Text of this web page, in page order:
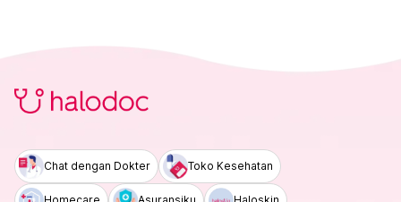
Chat dengan Dokter Toko Kesehatan